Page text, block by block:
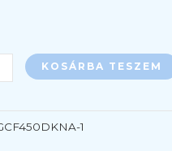
KOSÁRBA TESZEM
1